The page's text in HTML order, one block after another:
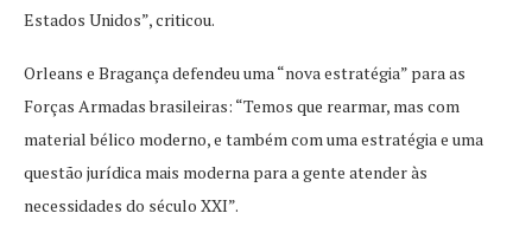
Estados Unidos”, criticou.
Orleans e Bragança defendeu uma “nova estratégia” para as
Forças Armadas brasileiras: “Temos que rearmar, mas com
material bélico moderno, e também com uma estratégia e uma
questão jurídica mais moderna para a gente atender às
necessidades do século XXI”.